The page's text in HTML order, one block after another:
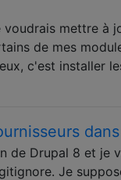
mettre à
de mes
c'est installer
de Drupal 8 et je
Je